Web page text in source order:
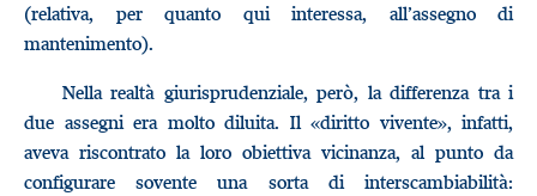
(relativa, per quanto qui interessa, all’assegno di
mantenimento).
Nella realtà giurisprudenziale, però, la differenza tra i
due assegni era molto diluita. Il «diritto vivente», infatti,
aveva riscontrato la loro obiettiva vicinanza, al punto da
configurare sovente una sorta di interscambiabilità: